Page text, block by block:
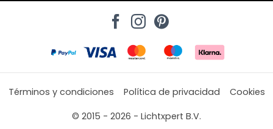
Términos y condiciones Política de privacidad
Cookies
© 2015 - 2026 - Lichtxpert B.V.